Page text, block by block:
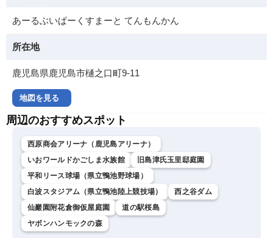
あーるぶいぱーくすまーと てんもんかん
所在地
鹿児島県鹿児島市樋之口町9-11
地図を見る
周辺のおすすめスポット
西原商会アリーナ（鹿児島アリーナ）
いおワールドかごしま水族館
旧島津氏玉里邸庭園
平和リース球場（県立鴨池野球場）
白波スタジアム（県立鴨池陸上競技場）
西之谷ダム
仙巖園附花倉御仮屋庭園
道の駅桜島
ヤボンハンモックの森